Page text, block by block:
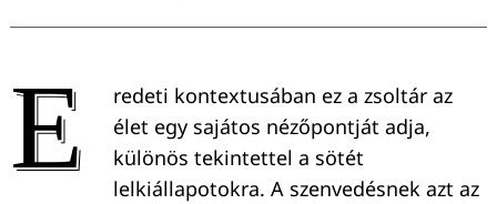
E
redeti kontextusában ez a zsoltár az
élet egy sajátos nézőpontját adja,
különös tekintettel a sötét
lelkiállapotokra. A szenvedésnek azt az